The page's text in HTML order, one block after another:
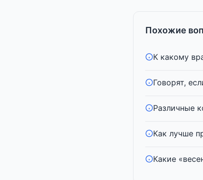
Похожие
К какому
Говорят,
Различные
Как лучше
Какие